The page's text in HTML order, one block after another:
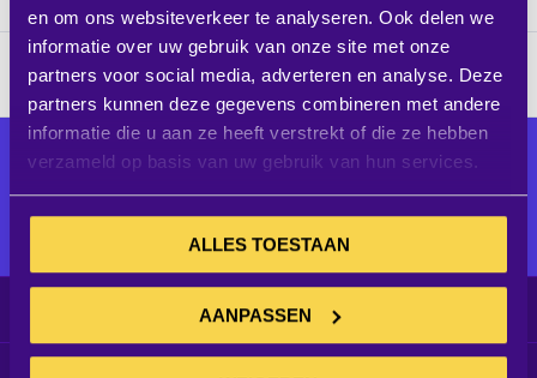
en om ons websiteverkeer te analyseren. Ook delen we
informatie over uw gebruik van onze site met onze
partners voor social media, adverteren en analyse. Deze
partners kunnen deze gegevens combineren met andere
informatie die u aan ze heeft verstrekt of die ze hebben
verzameld op basis van uw gebruik van hun services.
ALLES TOESTAAN
AANPASSEN
Alle audiovisuele producten voor
een optimaal ingerichte
werkomgeving